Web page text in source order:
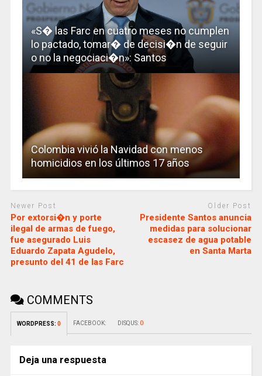
«S� las Farc en cuatro meses no cumplen
lo pactado, tomar� de decisi�n de seguir
o no la negociaci�n»: Santos
Colombia vivió la Navidad con menos
homicidios en los últimos 17 años
Newer Post
Por extorsi�n y porte
ilegal de armas de fuego,
fue asegurado Luis
Eduardo Zapata Agudelo,
presunto del 41 de las Farc
Older Post
Presidente Santos anuncia
medidas para solucionar
escasez de agua potable
en Santa Marta
COMMENTS
WORDPRESS: 0 FACEBOOK: DISQUS: 0
Deja una respuesta